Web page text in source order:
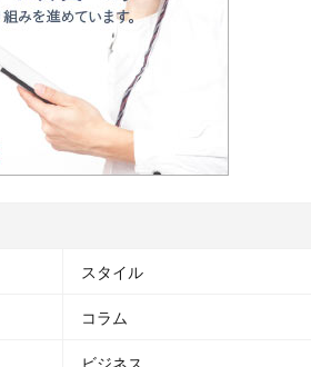
スタイル
コラム
ビジネス